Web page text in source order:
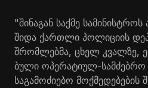
"ში­ნა­გან საქ­მე
შიდა ქარ­თლი პო­ლი­ცი­ის
შრომ­ლებ­მა, ცხელ კვალ­ზე,
ბუ­ლი ოპე­რა­ტი­ულ-სამ­ძებ­რო
სა­გა­მო­ძი­ე­ბო მოქ­მე­დე­ბე­ბის